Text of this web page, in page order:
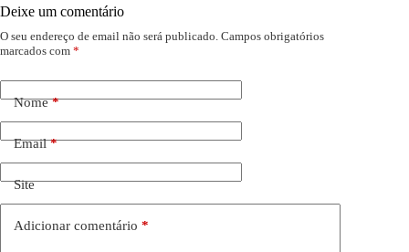
Deixe um comentário
O seu endereço de email não será publicado. Campos obrigatórios
marcados com *
Nome*
Email*
Site
Adicionar comentário *